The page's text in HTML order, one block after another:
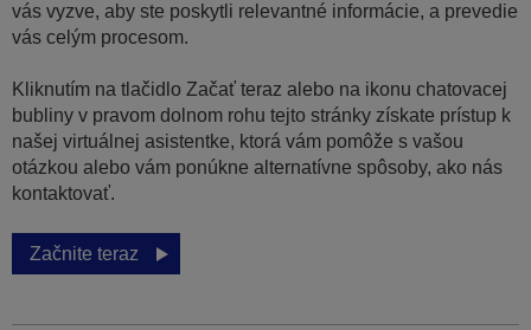
vás vyzve, aby ste poskytli relevantné informácie, a prevedie
vás celým procesom.
Kliknutím na tlačidlo Začať teraz alebo na ikonu chatovacej
bubliny v pravom dolnom rohu tejto stránky získate prístup k
našej virtuálnej asistentke, ktorá vám pomôže s vašou
otázkou alebo vám ponúkne alternatívne spôsoby, ako nás
kontaktovať.
Začnite teraz